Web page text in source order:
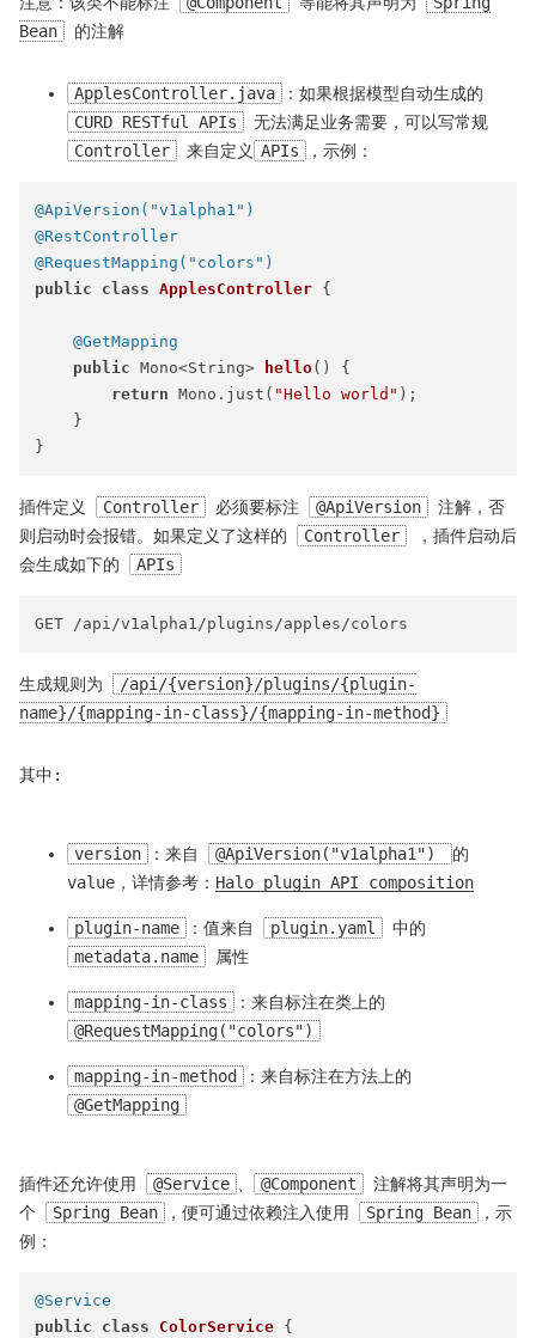
Bean
的注解
ApplesController.java
：如果根据模型自动生成的
CURD RESTful APIs
无法满足业务需要，可以写常规
Controller
来自定义 APIs ，示例：
@ApiVersion("v1alpha1")
@RestController
@RequestMapping("colors")
public
class ApplesController {
@GetMapping
public Mono<String> hello()
{
return Mono.just( "Hello world" );
    }
插件定义 Controller 必须要标注 @ApiVersion
注解，否
则启动时会报错。如果定义了这样的
Controller
，插件启动后
会生成如下的
APIs
生成规则为
/api/{version}/plugins/{plugin-
name}/{mapping-in-class}/{mapping-in-method}
其中:
version ：来自 @ApiVersion("v1alpha1")
的
value，详情参考： Halo plugin API composition
plugin-name ：值来自 plugin.yaml
中的
metadata.name
属性
mapping-in-class
：来自标注在类上的
@RequestMapping("colors")
mapping-in-method
：来自标注在方法上的
@GetMapping
插件还允许使用 @Service 、 @Component
注解将其声明为一
个
Spring Bean ，便可通过依赖注入使用 Spring Bean
，示
例：
@Service
public
class ColorService {